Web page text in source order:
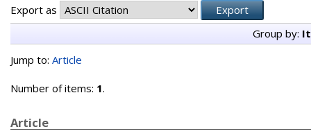
Export as
Group by:
Jump to: Article
Number of items: 1.
Article